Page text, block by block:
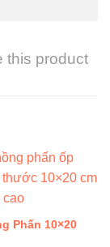
this product
Phấn 10×20